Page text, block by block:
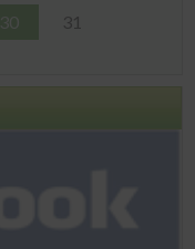
30
31